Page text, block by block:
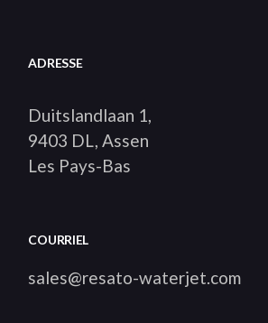
ADRESSE
Duitslandlaan 1,
9403 DL, Assen
Les Pays-Bas
COURRIEL
sales@resato-waterjet.com